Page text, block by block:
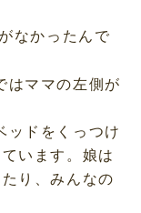
なかったんで
はママの左側が
ッドをくっつけ
います。娘は
り、みんなの